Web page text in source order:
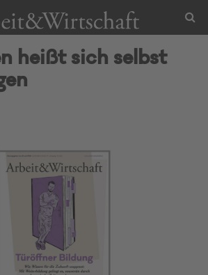
heißt sich selbst